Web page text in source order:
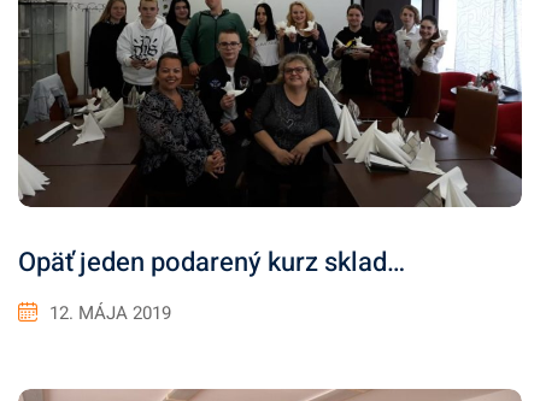
Opäť jeden podarený kurz sklad…
12. MÁJA 2019